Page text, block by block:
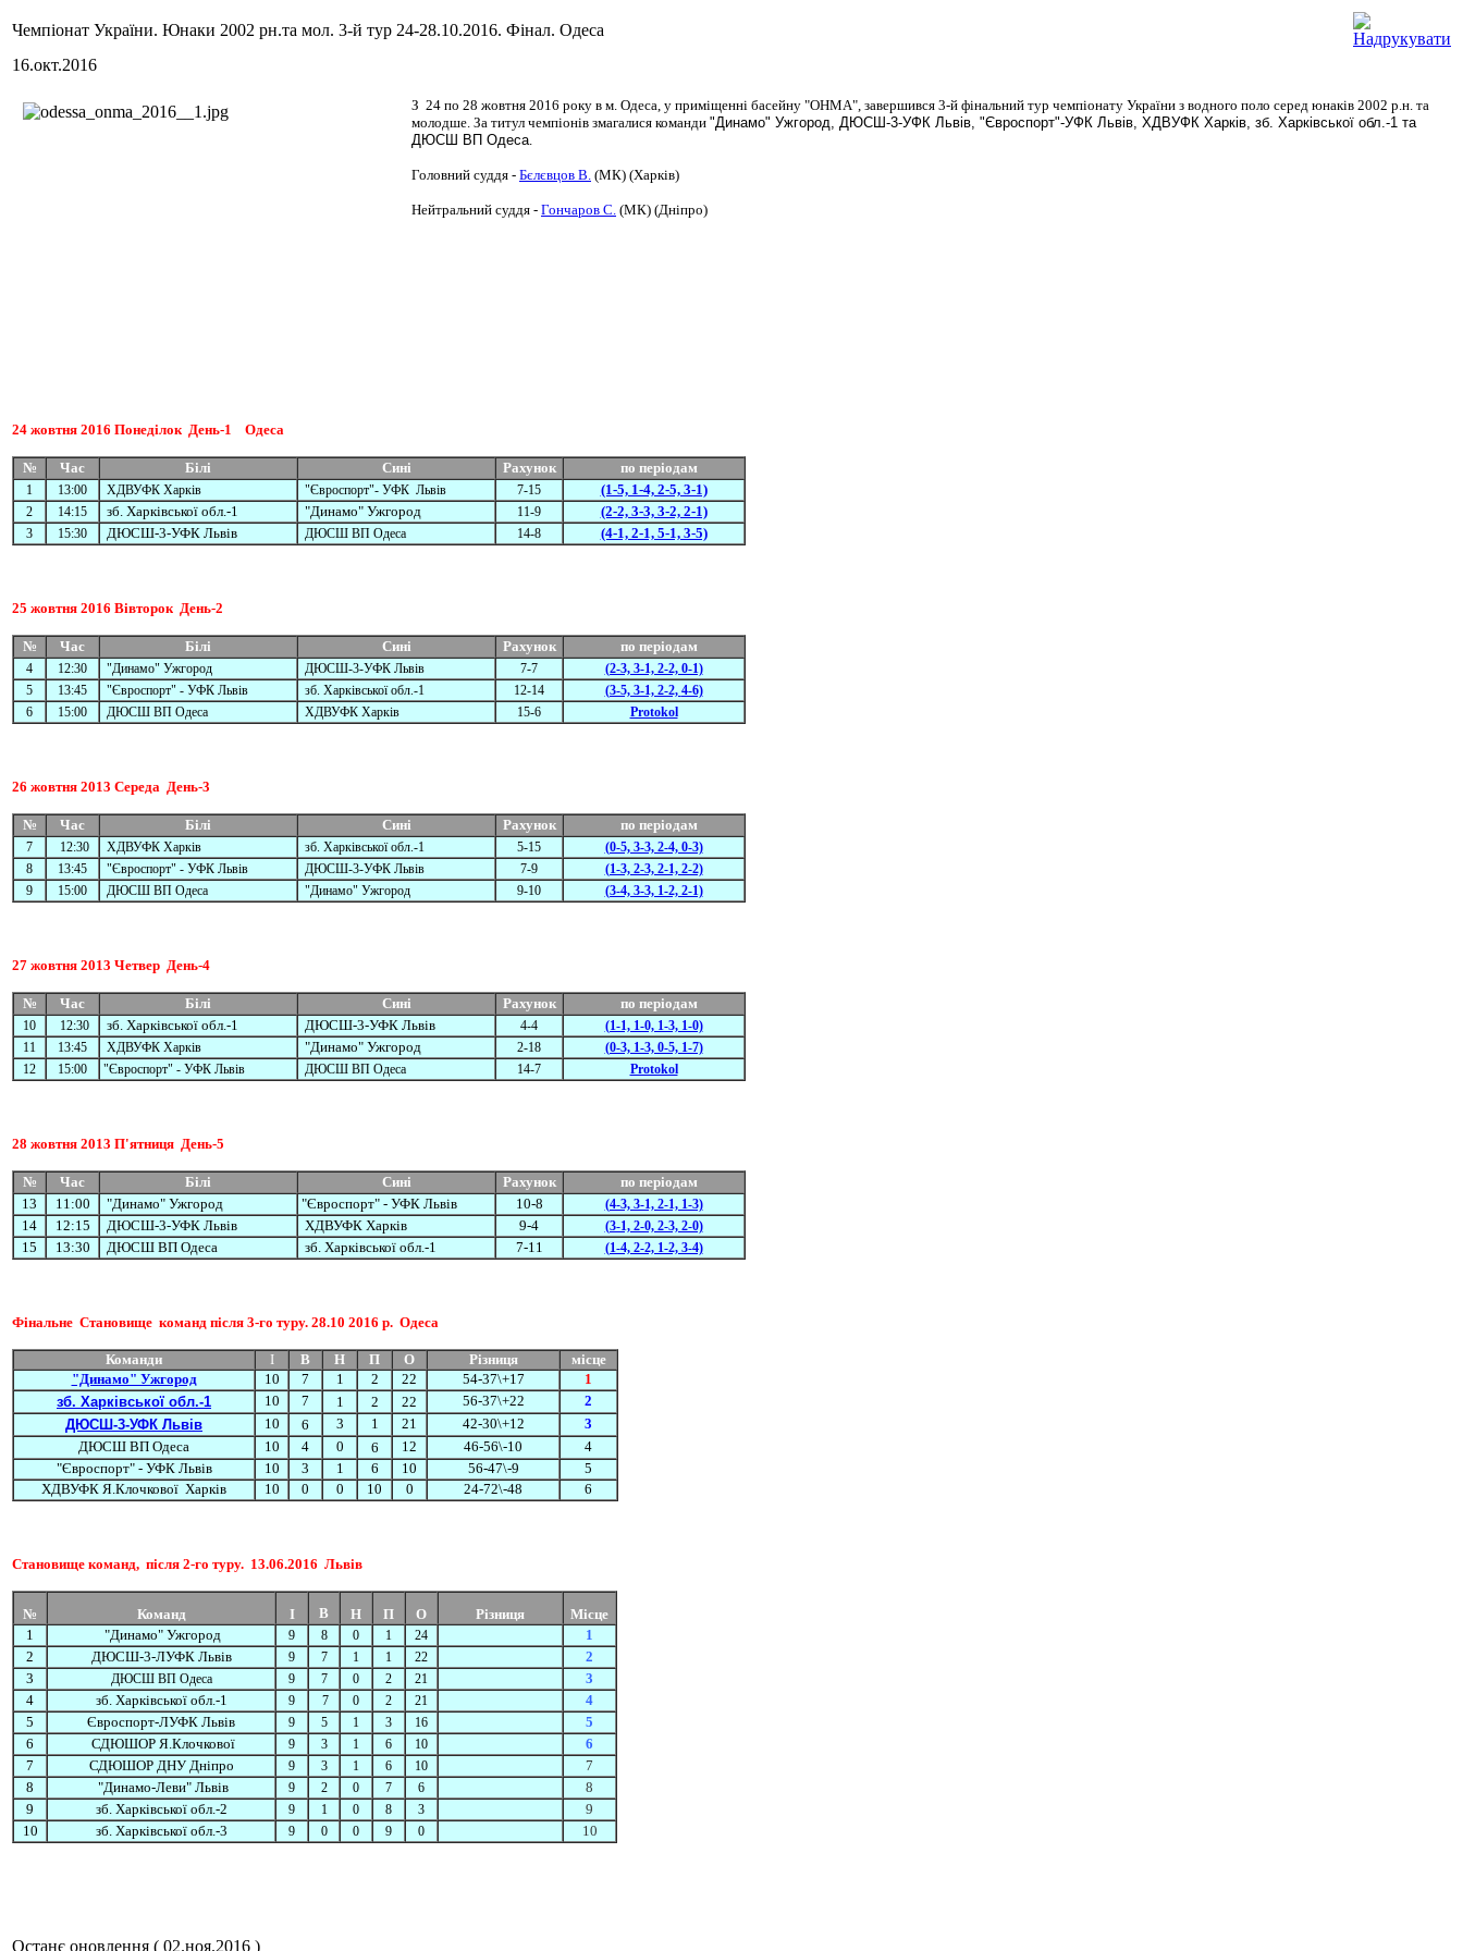
Чемпіонат України. Юнаки 2002 рн.та мол. 3-й тур 24-28.10.2016. Фінал. Одеса
16.окт.2016
З 24 по 28 жовтня 2016 року в м. Одеса, у приміщенні басейну "ОНМА", завершився 3-й фінальний тур чемпіонату України з водного поло серед юнаків 2002 р.н. та
молодше. За титул чемпіонів змагалися команди "Динамо" Ужгород, ДЮСШ-3-УФК Львів, "Євроспорт"-УФК Львів, ХДВУФК Харків, зб. Харківської обл.-1 та
ДЮСШ ВП Одеса.
Головний суддя - Бєлєвцов В. (МК) (Харків)
Нейтральний суддя - Гончаров С. (МК) (Дніпро)
24 жовтня 2016 Понеділок День-1 Одеса
№ Час Білі Сині Рахунок по періодам
1 13:00 ХДВУФК Харків "Євроспорт"- УФК Львів 7-15 (1-5, 1-4, 2-5, 3-1)
2 14:15 зб. Харківської обл.-1 "Динамо" Ужгород 11-9 (2-2, 3-3, 3-2, 2-1)
3 15:30 ДЮСШ-3-УФК Львів ДЮСШ ВП Одеса 14-8 (4-1, 2-1, 5-1, 3-5)
25 жовтня 2016 Вівторок День-2
№ Час Білі Сині Рахунок по періодам
4 12:30 "Динамо" Ужгород ДЮСШ-3-УФК Львів 7-7
(2-3, 3-1, 2-2, 0-1)
5
13:45 "Євроспорт" - УФК Львів зб. Харківської обл.-1 12-14 (3-5, 3-1, 2-2, 4-6)
6
15:00 ДЮСШ ВП Одеса ХДВУФК Харків 15-6 Protokol
26 жовтня 2013 Середа День-3
№ Час Білі Сині Рахунок по періодам
7 12:30 ХДВУФК Харків зб. Харківської обл.-1 5-15
(0-5, 3-3, 2-4, 0-3)
8
13:45 "Євроспорт" - УФК Львів ДЮСШ-3-УФК Львів 7-9
(1-3, 2-3, 2-1, 2-2)
9
15:00 ДЮСШ ВП Одеса "Динамо" Ужгород 9-10 (3-4, 3-3, 1-2, 2-1)
27 жовтня 2013 Четвер День-4
№ Час Білі Сині Рахунок по періодам
10 12:30 зб. Харківської обл.-1 ДЮСШ-3-УФК Львів 4-4
(1-1, 1-0, 1-3, 1-0)
11
13:45 ХДВУФК Харків "Динамо" Ужгород 2-18
(0-3, 1-3, 0-5, 1-7)
12
15:00 "Євроспорт" - УФК Львів ДЮСШ ВП Одеса 14-7 Protokol
28 жовтня 2013 П'ятниця День-5
№ Час Білі Сині Рахунок
по періодам
13
11:00 "Динамо" Ужгород "Євроспорт" - УФК Львів 10-8 (4-3, 3-1, 2-1, 1-3)
14 12:15 ДЮСШ-3-УФК Львів ХДВУФК Харків 9-4 (3-1, 2-0, 2-3, 2-0)
15 13:30 ДЮСШ ВП Одеса зб. Харківської обл.-1 7-11 (1-4, 2-2, 1-2, 3-4)
Фінальне Становище команд після 3-го туру. 28.10 2016 р. Одеса
Команди І В Н П О Різниця
місце
"Динамо" Ужгород
10 7 1 2 22 54-37\+17
1
зб. Харківської обл.-1
10 7 1 2 22 56-37\+22
2
ДЮСШ-3-УФК Львів
10 6 3 1 21 42-30\+12
3
ДЮСШ ВП Одеса
10 4 0 6 12 46-56\-10
4
"Євроспорт" - УФК Львів
10 3 1 6 10 56-47\-9
5
ХДВУФК Я.Клочкової Харків
10 0 0 10 0 24-72\-48 6
Становище команд, після 2-го туру. 13.06.2016 Львів
№ Команд І В Н П О Різниця
Місце
1
"Динамо" Ужгород 9 8 0 1 24
1
2
ДЮСШ-3-ЛУФК Львів 9 7 1 1 22
2
3
ДЮСШ ВП Одеса 9 7 0 2 21
3
4
зб. Харківської обл.-1 9 7 0 2 21
4
5
Євроспорт-ЛУФК Львів 9 5 1 3 16
5
6
СДЮШОР Я.Клочкової 9 3 1 6 10
6
7
СДЮШОР ДНУ Дніпро 9 3 1 6 10
7
8
"Динамо-Леви" Львів 9 2 0 7 6
8
9
зб. Харківської обл.-2 9 1 0 8 3
9
10
зб. Харківської обл.-3 9 0 0 9 0 10
Останє оновлення ( 02.ноя.2016 )